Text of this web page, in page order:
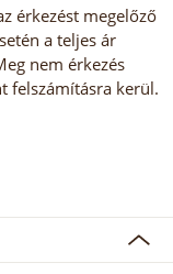
érkezést megelőző
a teljes ár
nem érkezés
felszámításra kerül.